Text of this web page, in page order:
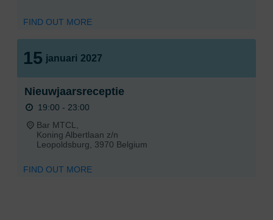
FIND OUT MORE
15 januari 2027
Nieuwjaarsreceptie
19:00 - 23:00
Bar MTCL,
Koning Albertlaan z/n
Leopoldsburg
3970 Belgium
FIND OUT MORE